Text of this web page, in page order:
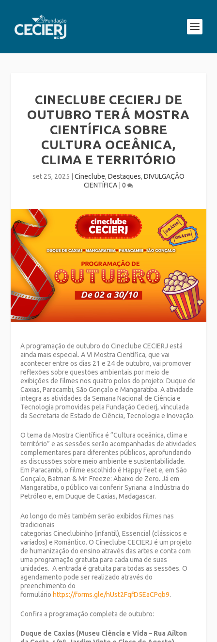
CINECLUBE CECIERJ DE
OUTUBRO TERÁ MOSTRA
CIENTÍFICA SOBRE
CULTURA OCEÂNICA,
CLIMA E TERRITÓRIO
set 25, 2025 Cineclube, Destaques, DIVULGAÇÃO
CIENTÍFICA
0
A programação de outubro do Cineclube CECIERJ está
ainda mais especial. A VI Mostra Científica, que vai
acontecer entre os dias 21 e 24 de outubro, vai promover
reflexões sobre questões ambientais por meio de
exibições de filmes nos quatro polos do projeto: Duque de
Caxias, Paracambi, São Gonçalo e Mangaratiba. A atividade
integra as atividades da Semana Nacional de Ciência e
Tecnologia promovidas pela Fundação Cecierj, vinculada
da Secretaria de Estado de Ciência, Tecnologia e Inovação.
O tema da Mostra Científica é “Cultura oceânica, clima e
território” e as sessões serão acompanhadas de atividades
complementares para diferentes públicos, aprofundando
as discussões sobre meio ambiente e sustentabilidade.
Em Paracambi, o filme escolhido é Happy Feet e, em São
Gonçalo, Batman & Mr. Freeze: Abaixo de Zero. Já em
Mangaratiba, o público vai conferir Syriana: a Indústria do
Petróleo e, em Duque de Caxias, Madagascar.
Ao longo do mês também serão exibidos filmes nas
tradicionais
categorias Cineclubinho (infantil), Essencial (clássicos e
variados) e Romântico. O Cineclube CECIERJ é um projeto
de humanização do ensino através das artes e conta com
uma programação gratuita para cada uma de suas
unidades. A entrada é gratuita para todas as sessões. O
agendamento pode ser realizado através do
preenchimento do
formuláriohttps://forms.gle/hUst2FqfD5EaCPqb9.
Confira a programação completa de outubro:
Duque de Caxias (Museu Ciência e Vida – Rua Aílton